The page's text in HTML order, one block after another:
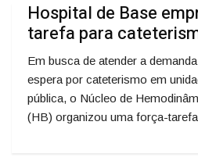
Hospital de Base
tarefa para
Em busca de atender a
espera por cateterismo em
pública, o Núcleo de
(HB) organizou uma força-